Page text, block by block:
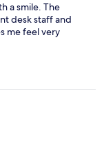
a smile. The
desk staff and
me feel very